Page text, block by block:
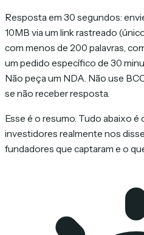
Resposta em 30 segundos:
10MB via um link rastreado
com menos de 200 palavras,
um pedido específico de 30
Não peça um NDA. Não use
se não receber resposta.
Esse é o resumo. Tudo abaixo é
investidores realmente nos
fundadores que captaram e o